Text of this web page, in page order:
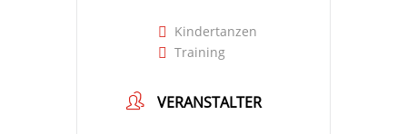
Kindertanzen
Training
VERANSTALTER